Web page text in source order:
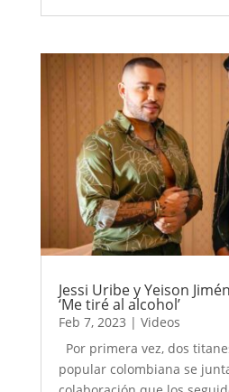
Jessi Uribe y Yeison
‘Me tiré al alcohol’
Feb 7, 2023 | Videos
Por primera vez, dos
popular colombiana se